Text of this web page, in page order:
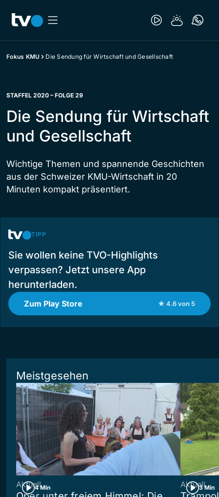
Fokus KMU Die Sendung für Wirtschaft und Gesellschaft
STAFFEL 2020 – FOLGE 29
Die Sendung für Wirtschaft
und Gesellschaft
Wichtige Themen und spannende Geschichten
aus der Schweizer KMU-Wirtschaft in 20
Minuten kompakt präsentiert.
TIPP
Sie wollen keine TVO-Highlights
verpassen? Jetzt unsere App
herunterladen.
Zum Play Store ★ 4.6 von 5
Meistgesehen
4 Min
Aktuell 3 Min
Aktuell